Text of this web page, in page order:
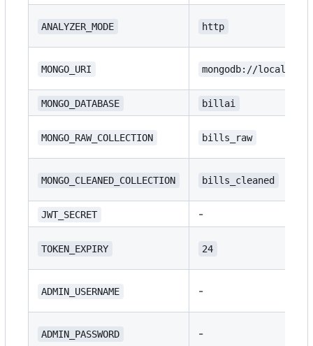
ANALYZER_MODE http
MONGO_URI mongodb://
MONGO_DATABASE billai
MONGO_RAW_COLLECTION bills_raw
MONGO_CLEANED_COLLECTION bills_cleaned
JWT_SECRET -
TOKEN_EXPIRY 24
ADMIN_USERNAME -
ADMIN_PASSWORD -